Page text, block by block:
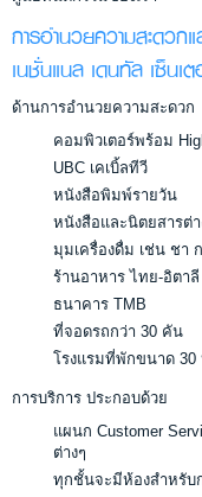
การอำนวยความสะดวก
เนชั่นแนล เดนทัล เซ็นเ
ด้านการอำนวยความสะดวก
คอมพิวเตอร์พร้อม
UBC เคเบิ้ลทีวี
หนังสือพิมพ์รายวัน
หนังสือและนิตยสารต่า
มุมเครื่องดื่ม เช่น ชา
ร้านอาหาร ไทย-อิตาลี
ธนาคาร TMB
ที่จอดรถกว่า 30 คัน
โรงแรมที่พักขนาด 30
การบริการ ประกอบด้วย
แผนก Customer
ต่างๆ
ทุกชั้นจะมีห้องสำหรับ